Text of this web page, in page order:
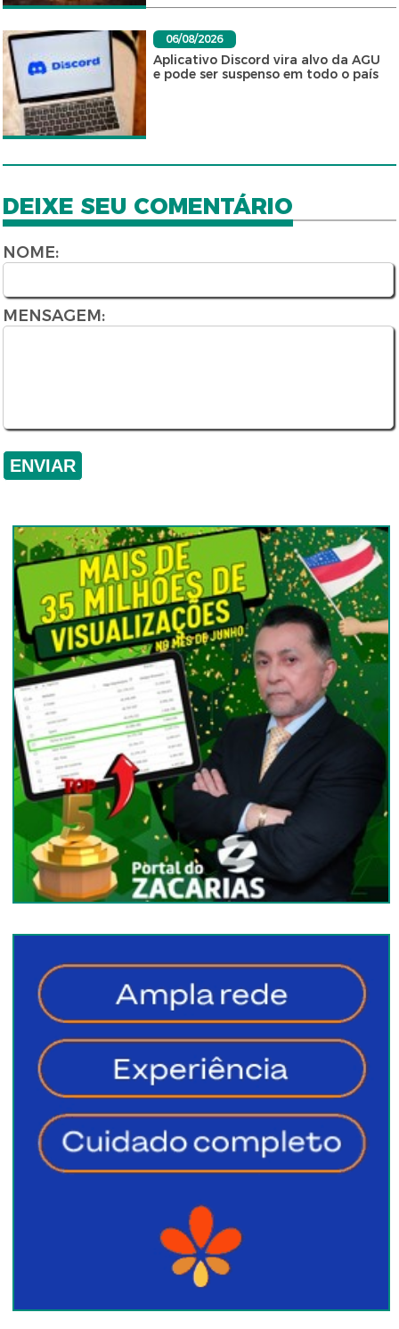
06/08/2026
Aplicativo Discord vira alvo da AGU
e pode ser suspenso em todo o país
DEIXE SEU COMENTÁRIO
NOME:
MENSAGEM: